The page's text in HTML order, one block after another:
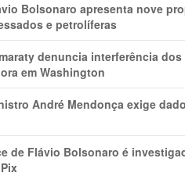
Bolsonaro apresenta nove
e petrolíferas
denuncia interferência
em Washington
André Mendonça exige
de Flávio Bolsonaro é